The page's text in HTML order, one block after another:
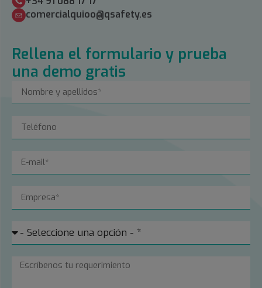
comercialquioo@qsafety.es
Rellena el formulario y prueba
una demo gratis